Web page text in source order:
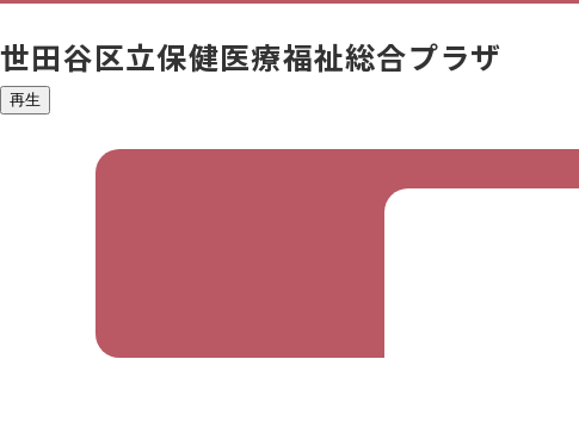
世田谷区立保健医療福祉総合プラザ
再生